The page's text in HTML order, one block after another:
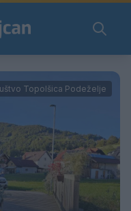
Topolšica Podeželje